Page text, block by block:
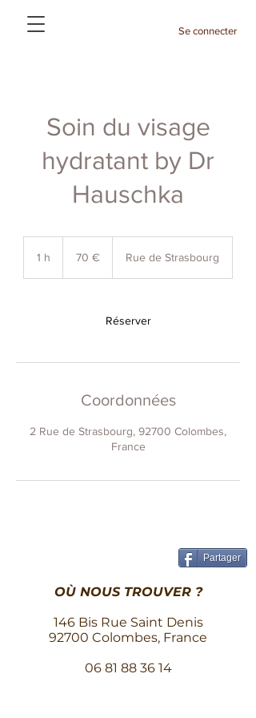
Se connecter
Soin du visage
hydratant by Dr
Hauschka
1 h 70 € Rue de Strasbourg
Réserver
Coordonnées
2 Rue de Strasbourg, 92700 Colombes,
France
Partager
OÙ NOUS TROUVER ?
146 Bis Rue Saint Denis
92700 Colombes, France
06 81 88 36 14